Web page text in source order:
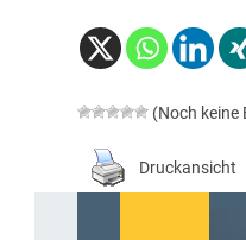
(Noch keine
Druckansicht